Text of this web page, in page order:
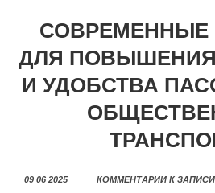
СОВРЕМЕННЫЕ
ДЛЯ
И УДОБСТВА
09 06 2025 КОММЕНТАРИИ К